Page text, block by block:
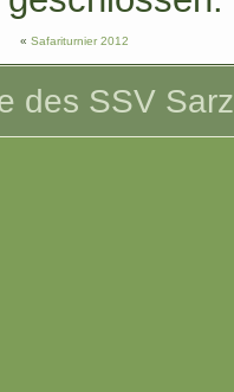
« Safariturnier 2012
des SSV